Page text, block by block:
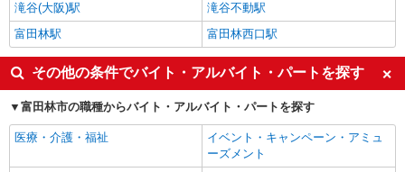
滝谷(大阪)駅
滝谷不動駅
富田林駅
富田林西口駅
その他の条件でバイト・アルバイト・パートを探す
富田林市の職種からバイト・アルバイト・パートを探す
医療・介護・福祉
イベント・キャンペーン・アミュ
ーズメント